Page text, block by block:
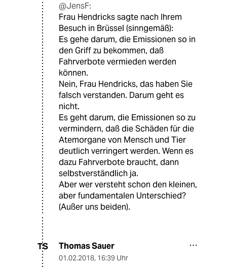
@JensF:
Frau Hendricks sagte nach Ihrem
Besuch in Brüssel (sinngemäß):
Es gehe darum, die Emissionen so in
den Griff zu bekommen, daß
Fahrverbote vermieden werden
können.
Nein, Frau Hendricks, das haben Sie
falsch verstanden. Darum geht es
nicht.
Es geht darum, die Emissionen so zu
vermindern, daß die Schäden für die
Atemorgane von Mensch und Tier
deutlich verringert werden. Wenn es
dazu Fahrverbote braucht, dann
selbstverständlich ja.
Aber wer versteht schon den kleinen,
aber fundamentalen Unterschied?
(Außer uns beiden).
TS Thomas Sauer
01.02.2018, 16:39 Uhr